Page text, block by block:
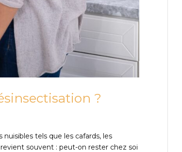
?
tels que les cafards, les
souvent : peut-on rester chez soi